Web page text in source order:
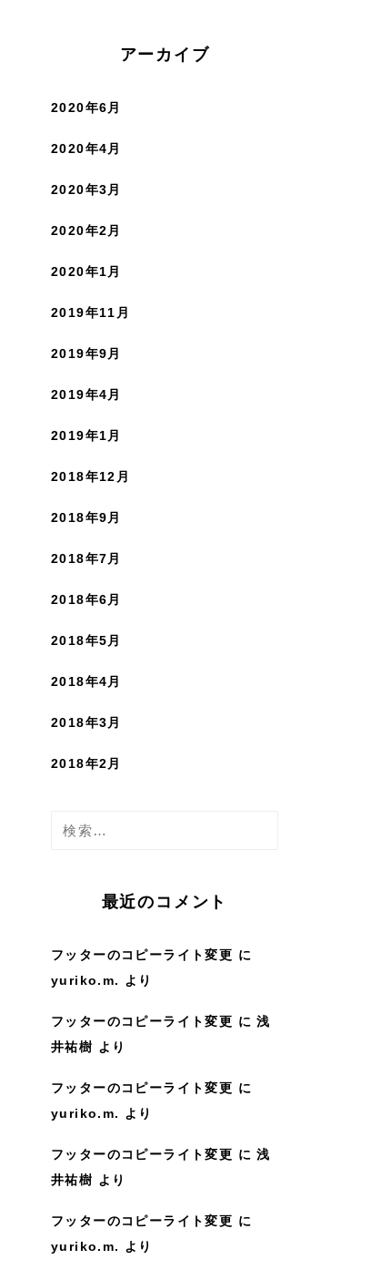
アーカイブ
2020年6月
2020年4月
2020年3月
2020年2月
2020年1月
2019年11月
2019年9月
2019年4月
2019年1月
2018年12月
2018年9月
2018年7月
2018年6月
2018年5月
2018年4月
2018年3月
2018年2月
検
最近のコメント
フッターのコピーライト変更 に
yuriko.m.
より
フッターのコピーライト変更 に浅
井祐樹 より
フッターのコピーライト変更 に
yuriko.m.
より
フッターのコピーライト変更 に浅
井祐樹 より
フッターのコピーライト変更 に
yuriko.m.
より